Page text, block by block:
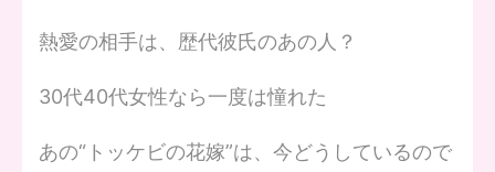
熱愛の相手は、歴代彼氏のあの人？
30代40代女性なら一度は憧れた
あの“トッケビの花嫁”は、今どうしているので